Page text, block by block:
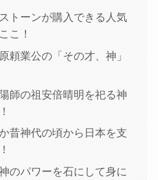
トーンが購入できる人気
こ！
頼業公の「その才、神」
師の祖安倍晴明を祀る神
昔神代の頃から日本を支
のパワーを石にして身に